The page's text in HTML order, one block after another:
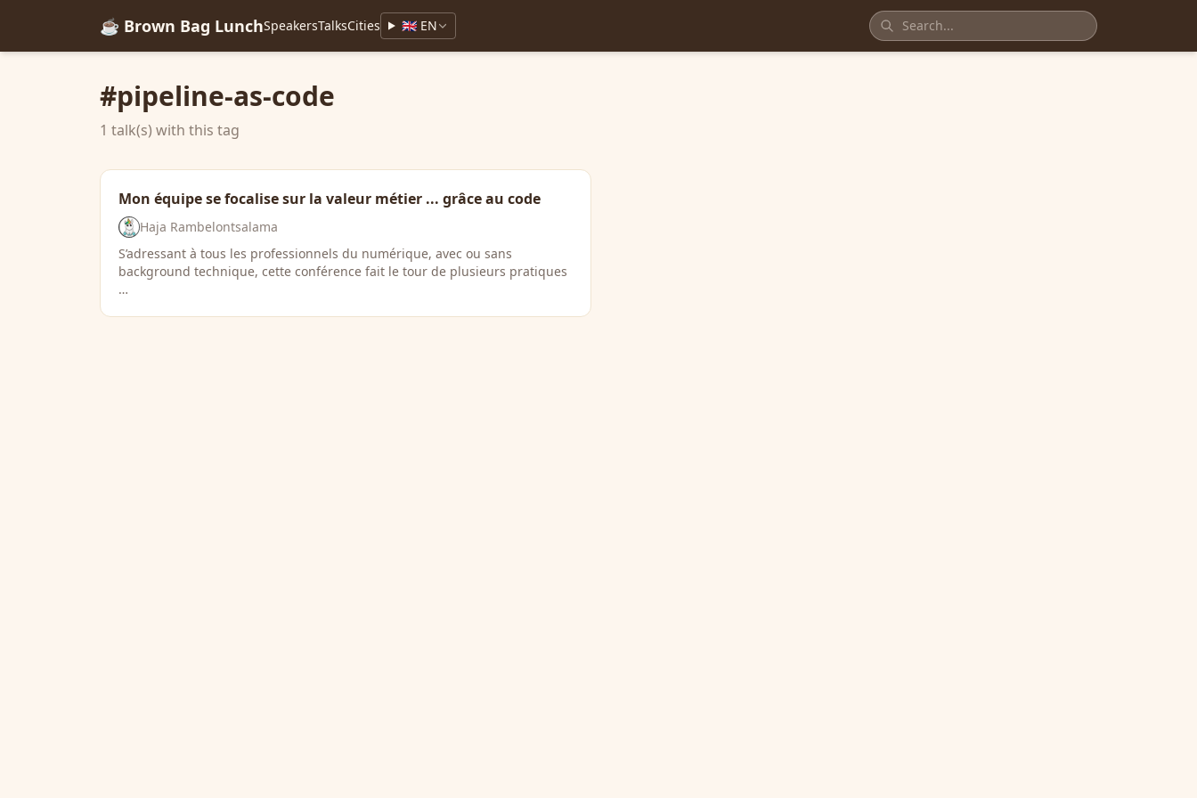
☕ Brown Bag LunchSpeakersTalksCities 🇬🇧 EN
#pipeline-as-code
1 talk(s) with this tag
Mon équipe se focalise sur la valeur métier ... grâce au code
Haja Rambelontsalama
S’adressant à tous les professionnels du numérique, avec ou sans
background technique, cette conférence fait le tour de plusieurs pratiques
…